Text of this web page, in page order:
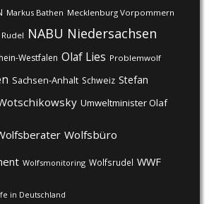
Markus Bathen Mecklenburg Vorpommern
NABU Niedersachsen
Westfalen Olaf Lies Problemwolf
Sachsen-Anhalt Schweiz Stefan
Umweltminister Olaf
Wolfsbüro
Wolfsmonitoring Wolfsrudel WWF
in Deutschland